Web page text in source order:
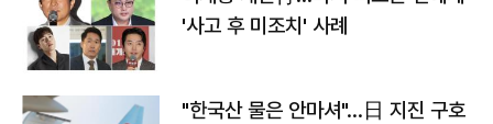
'사고 후 미조치' 사례
"한국산 물은 안마셔"…日 지진 구호